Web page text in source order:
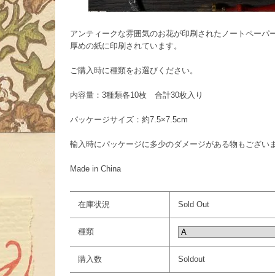
アンティークな雰囲気のお花が印刷されたノートペーパ
厚めの紙に印刷されています。
ご購入時に種類をお選びください。
内容量：3種類各10枚 合計30枚入り
パッケージサイズ：約7.5×7.5cm
輸入時にパッケージに多少のダメージがある物もござい
Made in China
在庫状況 Sold Out
種類
購入数 Soldout